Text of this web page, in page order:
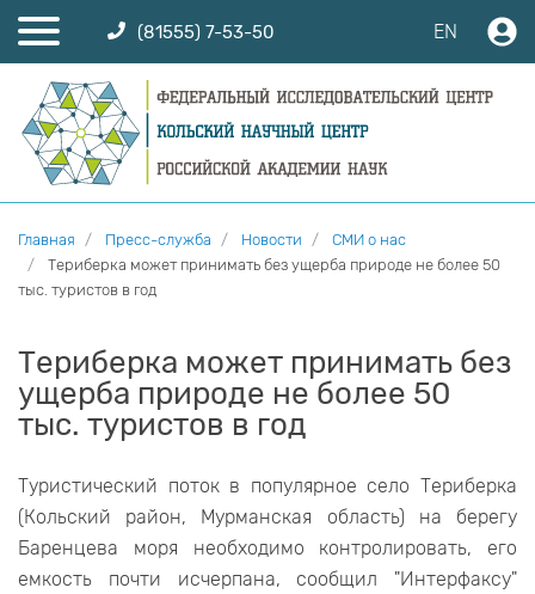
(81555) 7-53-50 EN
Главная Пресс-служба Новости
СМИ о нас
Териберка может принимать без ущерба природе не более 50
тыс. туристов в год
Териберка может принимать без
ущерба природе не более 50
тыс. туристов в год
Туристический поток в популярное село Териберка
(Кольский район, Мурманская область) на берегу
Баренцева моря необходимо контролировать, его
емкость почти исчерпана, сообщил "Интерфаксу"